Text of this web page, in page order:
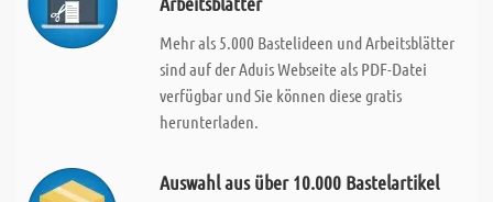
Mehr als 5.000 Bastelideen und Arbeitsblätter
sind auf der Aduis Webseite als PDF-Datei
verfügbar und Sie können diese gratis
herunterladen.
Auswahl aus über 10.000 Bastelartikel